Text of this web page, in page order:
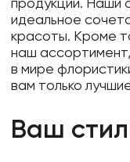
продукции. Наши
идеальное
красоты. Кроме
наш
в мире
вам только
Ваш